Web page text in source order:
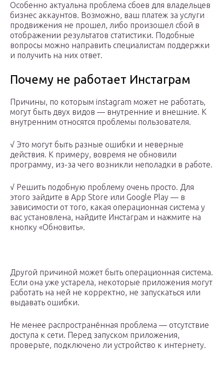
Особенно актуальна проблема сбоев для владельцев
бизнес аккаунтов. Возможно, ваш платеж за услуги
продвижения не прошел, либо произошел сбой в
отображении результатов статистики. Подобные
вопросы можно направить специалистам поддержки
и получить на них ответ.
Почему не работает Инстаграм
Причины, по которым instagram может не работать,
могут быть двух видов — внутренние и внешние. К
внутренним относятся проблемы пользователя.
√ Это могут быть разные ошибки и неверные
действия. К примеру, вовремя не обновили
программу, из-за чего возникли неполадки в работе.
√ Решить подобную проблему очень просто. Для
этого зайдите в App Store или Google Play — в
зависимости от того, какая операционная система у
вас установлена, найдите Инстаграм и нажмите на
кнопку «Обновить».
Другой причиной может быть операционная система.
Если она уже устарела, некоторые приложения могут
работать на ней не корректно, не запускаться или
выдавать ошибки.
Не менее распространённая проблема — отсутствие
доступа к сети. Перед запуском приложения,
проверьте, подключено ли устройство к интернету.